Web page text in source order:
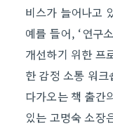
비스가 늘어나고
예를 들어, ‘연구
개선하기 위한 프
한 감정 소통 워
다가오는 책 출간
있는 고명숙 소장